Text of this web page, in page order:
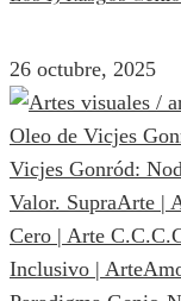
26 octubre, 2025